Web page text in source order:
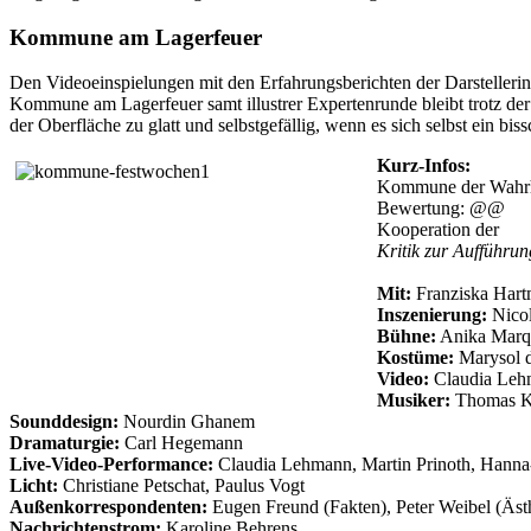
Kommune am Lagerfeuer
Den Videoeinspielungen mit den Erfahrungsberichten der
Kommune am Lagerfeuer samt illustrer Expertenrunde bleibt trotz
der Oberfläche zu glatt und selbstgefällig, wenn es sich selbst ein
Kurz-Infos:
Kommune der
Bewertung: @@
Kooperation der
Kritik zur
Mit: Franziska
Inszenierung:
Bühne: Anika
Kostüme: Marysol
Video: Claudia
Musiker: Thomas
Sounddesign: Nourdin Ghanem
Dramaturgie: Carl Hegemann
Live-Video-Performance: Claudia Lehmann, Martin Prinoth,
Licht: Christiane Petschat, Paulus Vogt
Außenkorrespondenten: Eugen Freund (Fakten), Peter Weibel